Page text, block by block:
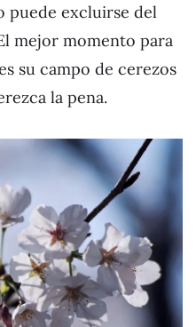
puede excluirse del
mejor momento para
su campo de cerezos
la pena.